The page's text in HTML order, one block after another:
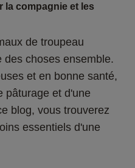
la compagnie et les
de troupeau
choses ensemble.
et en bonne santé,
pâturage et d'une
blog, vous trouverez
essentiels d'une